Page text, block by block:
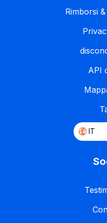
Rimborsi
API
IT